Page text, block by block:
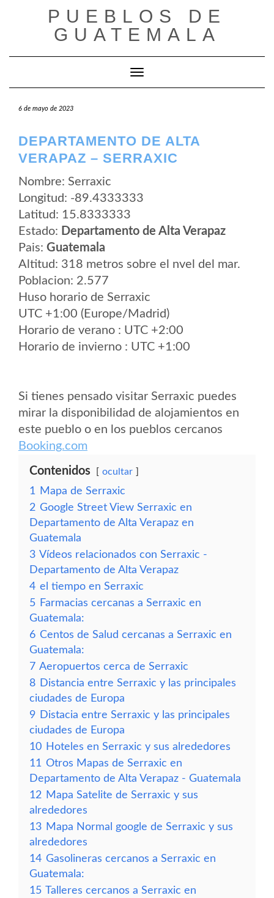
PUEBLOS DE
GUATEMALA
Cambiar modo de navegación
6 de mayo de 2023
DEPARTAMENTO DE ALTA
VERAPAZ – SERRAXIC
Nombre: Serraxic
Longitud: -89.4333333
Latitud: 15.8333333
Estado: Departamento de Alta Verapaz
Pais: Guatemala
Altitud: 318 metros sobre el nvel del mar.
Poblacion: 2.577
Huso horario de Serraxic
UTC +1:00 (Europe/Madrid)
Horario de verano : UTC +2:00
Horario de invierno : UTC +1:00
Si tienes pensado visitar Serraxic puedes
mirar la disponibilidad de alojamientos en
este pueblo o en los pueblos cercanos
Booking.com
Contenidos ocultar
1
Mapa de Serraxic
2 Google Street View Serraxic en
Departamento de Alta Verapaz en
Guatemala
3 Vídeos relacionados con Serraxic -
Departamento de Alta Verapaz
4 el tiempo en Serraxic
5 Farmacias cercanas a Serraxic en
Guatemala:
6 Centos de Salud cercanas a Serraxic en
Guatemala:
7 Aeropuertos cerca de Serraxic
8 Distancia entre Serraxic y las principales
ciudades de Europa
9 Distacia entre Serraxic y las principales
ciudades de Europa
10 Hoteles en Serraxic y sus alrededores
11 Otros Mapas de Serraxic en
Departamento de Alta Verapaz - Guatemala
12 Mapa Satelite de Serraxic y sus
alrededores
13 Mapa Normal google de Serraxic y sus
alrededores
14 Gasolineras cercanos a Serraxic en
Guatemala:
15 Talleres cercanos a Serraxic en